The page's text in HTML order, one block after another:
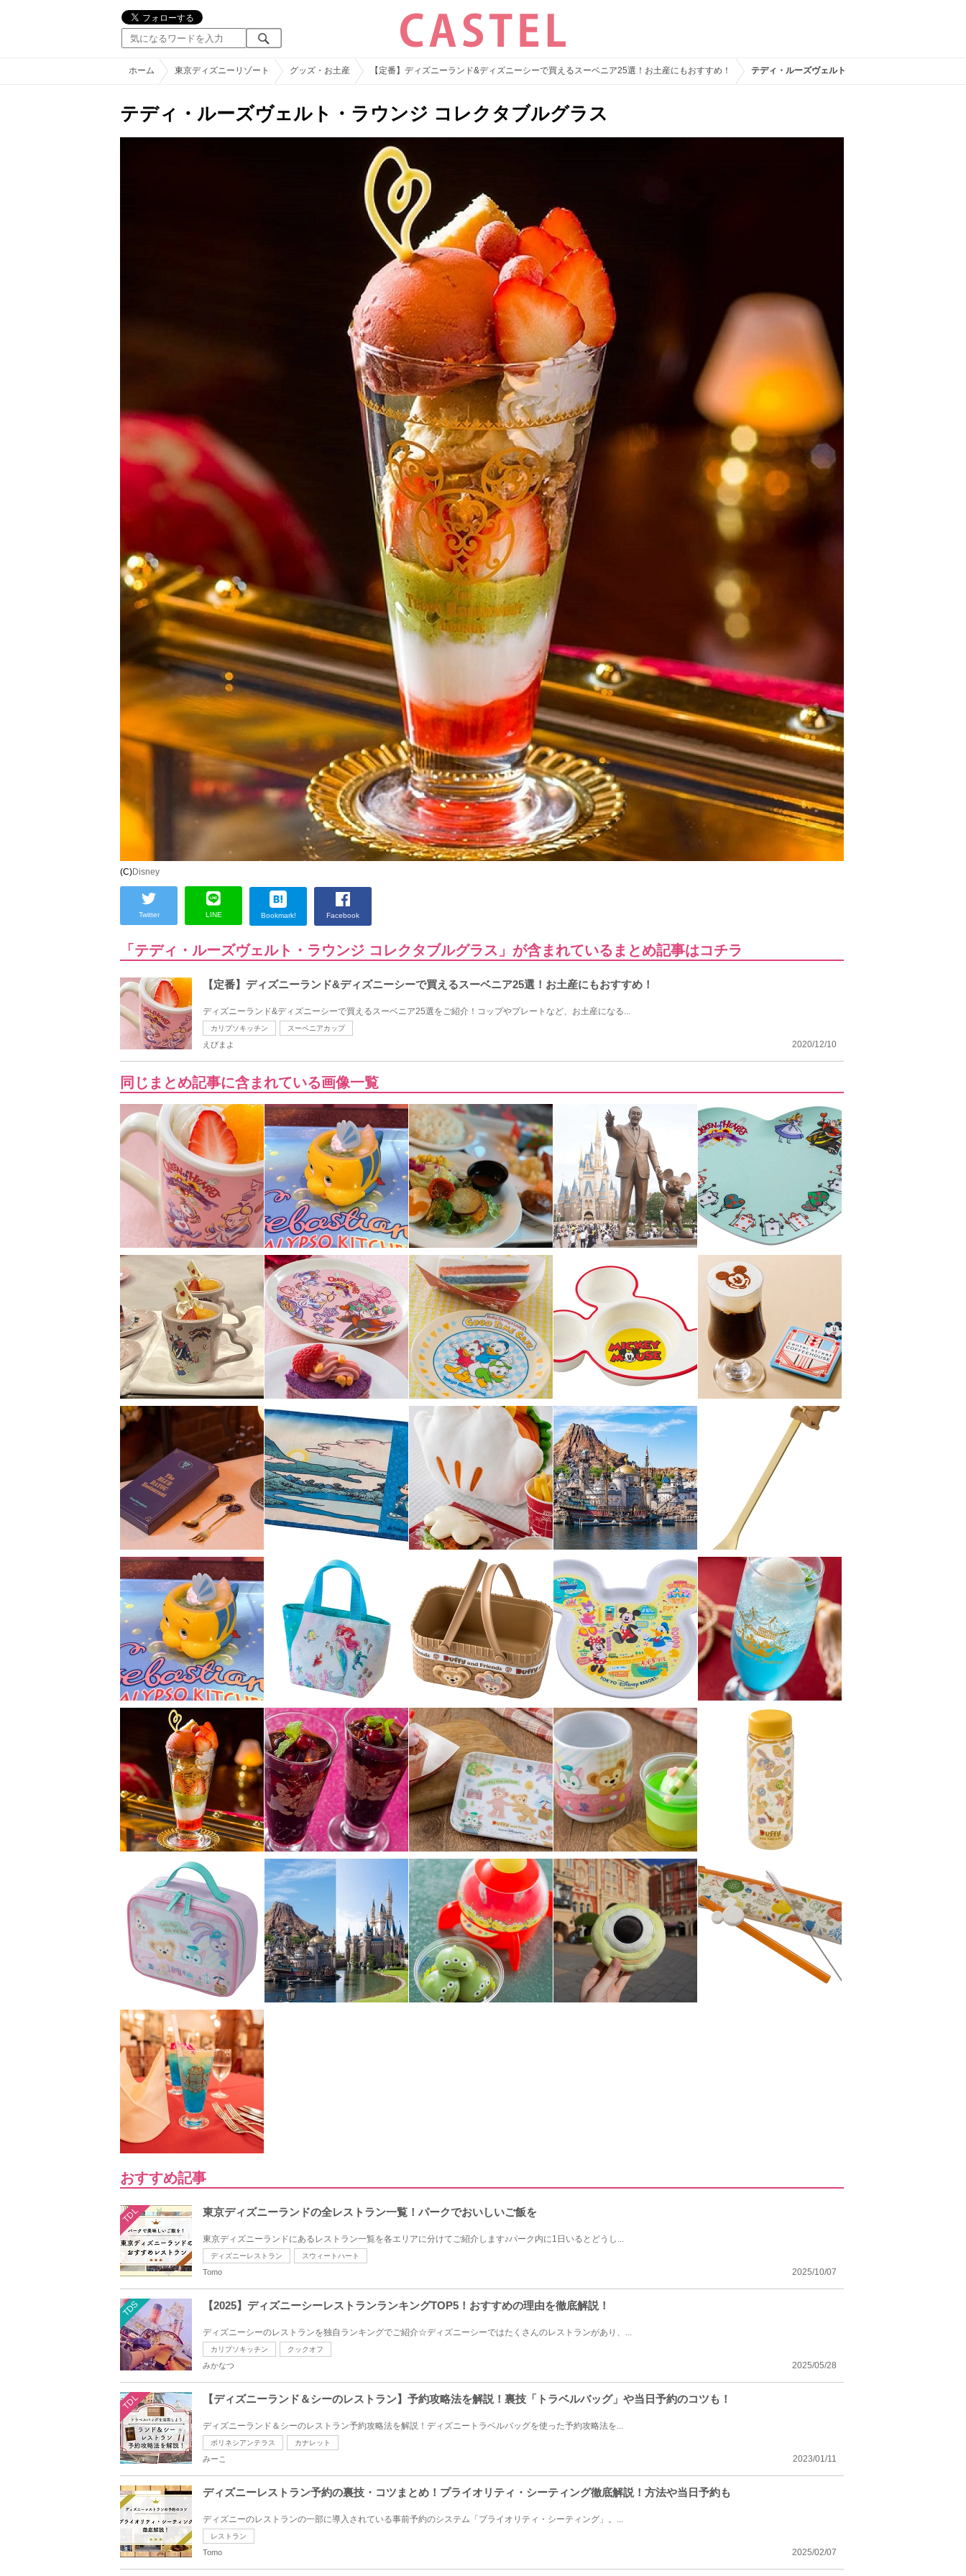
ホーム 東京ディズニーリゾート グッズ・お土産 【定番】ディズニーランド&ディズニーシーで買えるスーベニア25選！お土産にもおすすめ！ テディ・ルーズヴェルト・ラウンジ コレクタブルグラ
テディ・ルーズヴェルト・ラウンジ コレクタブルグラス
(C)Disney
Twitter LINE Bookmark! Facebook
「テディ・ルーズヴェルト・ラウンジ コレクタブルグラス」が含まれているまとめ記事はコチラ
【定番】ディズニーランド&ディズニーシーで買えるスーベニア25選！お土産にもおすすめ！
ディズニーランド&ディズニーシーで買えるスーベニア25選をご紹介！コップやプレートなど、お土産になる...
カリプソキッチン スーベニアカップ
2020/12/10
えびまよ
同じまとめ記事に含まれている画像一覧
おすすめ記事
TDL 東京ディズニーランドの全レストラン一覧！パークでおいしいご飯を
東京ディズニーランドにあるレストラン一覧を各エリアに分けてご紹介します♪パーク内に1日いるとどうし...
ディズニーレストラン スウィートハート
2025/10/07
Tomo
TDS 【2025】ディズニーシーレストランランキングTOP5！おすすめの理由を徹底解説！
ディズニーシーのレストランを独自ランキングでご紹介☆ディズニーシーではたくさんのレストランがあり、...
カリプソキッチン クックオフ
2025/05/28
みかなつ
TDL 【ディズニーランド＆シーのレストラン】予約攻略法を解説！裏技「トラベルバッグ」や当日予約のコツも！
ディズニーランド＆シーのレストラン予約攻略法を解説！ディズニートラベルバッグを使った予約攻略法を...
ポリネシアンテラス カナレット
2023/01/11
みーこ
ディズニーレストラン予約の裏技・コツまとめ！プライオリティ・シーティング徹底解説！方法や当日予約も
ディズニーのレストランの一部に導入されている事前予約のシステム「プライオリティ・シーティング」。...
レストラン
2025/02/07
Tomo